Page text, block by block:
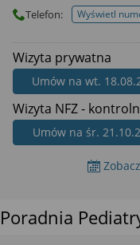
Telefon: Wyświetl
Wizyta prywatna
Umów na wt.
Wizyta NFZ -
Umów na śr.
Poradnia
możesz też
danych tylko w
dowiedzieć się
konfigurację
za pomocą
Więcej informacji
narzędzi
w Regulaminie